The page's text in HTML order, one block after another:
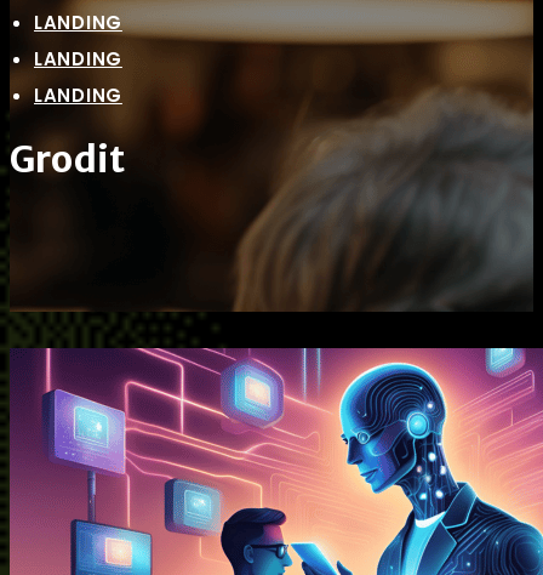
LANDING
LANDING
LANDING
Grodit